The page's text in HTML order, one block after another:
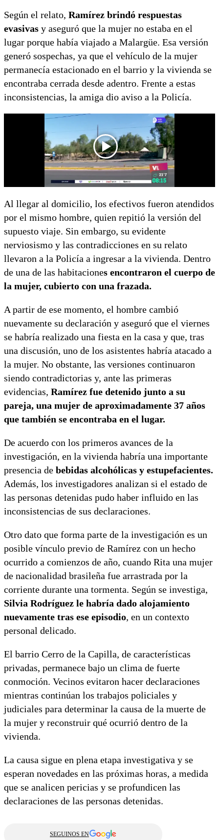
Según el relato, Ramírez brindó respuestas
evasivas y aseguró que la mujer no estaba en el
lugar porque había viajado a Malargüe. Esa versión
generó sospechas, ya que el vehículo de la mujer
permanecía estacionado en el barrio y la vivienda se
encontraba cerrada desde adentro. Frente a estas
inconsistencias, la amiga dio aviso a la Policía.
Al llegar al domicilio, los efectivos fueron atendidos
por el mismo hombre, quien repitió la versión del
supuesto viaje. Sin embargo, su evidente
nerviosismo y las contradicciones en su relato
llevaron a la Policía a ingresar a la vivienda. Dentro
de una de las habitaciones encontraron el cuerpo de
la mujer, cubierto con una frazada.
A partir de ese momento, el hombre cambió
nuevamente su declaración y aseguró que el viernes
se habría realizado una fiesta en la casa y que, tras
una discusión, uno de los asistentes habría atacado a
la mujer. No obstante, las versiones continuaron
siendo contradictorias y, ante las primeras
evidencias, Ramírez fue detenido junto a su
pareja, una mujer de aproximadamente 37 años
que también se encontraba en el lugar.
De acuerdo con los primeros avances de la
investigación, en la vivienda habría una importante
presencia de bebidas alcohólicas y estupefacientes.
Además, los investigadores analizan si el estado de
las personas detenidas pudo haber influido en las
inconsistencias de sus declaraciones.
Otro dato que forma parte de la investigación es un
posible vínculo previo de Ramírez con un hecho
ocurrido a comienzos de año, cuando Rita una mujer
de nacionalidad brasileña fue arrastrada por la
corriente durante una tormenta. Según se investiga,
Silvia Rodríguez le habría dado alojamiento
nuevamente tras ese episodio, en un contexto
personal delicado.
El barrio Cerro de la Capilla, de características
privadas, permanece bajo un clima de fuerte
conmoción. Vecinos evitaron hacer declaraciones
mientras continúan los trabajos policiales y
judiciales para determinar la causa de la muerte de
la mujer y reconstruir qué ocurrió dentro de la
vivienda.
La causa sigue en plena etapa investigativa y se
esperan novedades en las próximas horas, a medida
que se analicen pericias y se profundicen las
declaraciones de las personas detenidas.
SEGUINOS EN